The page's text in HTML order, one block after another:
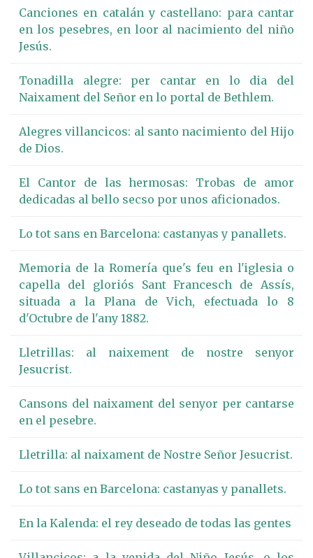
Canciones en catalán y castellano: para cantar
en los pesebres, en loor al nacimiento del niño
Jesús.
Tonadilla alegre: per cantar en lo dia del
Naixament del Señor en lo portal de Bethlem.
Alegres villancicos: al santo nacimiento del Hijo
de Dios.
El Cantor de las hermosas: Trobas de amor
dedicadas al bello secso por unos aficionados.
Lo tot sans en Barcelona: castanyas y panallets.
Memoria de la Romería que's feu en l'iglesia o
capella del gloriós Sant Francesch de Assís,
situada a la Plana de Vich, efectuada lo 8
d'Octubre de l'any 1882.
Lletrillas: al naixement de nostre senyor
Jesucrist.
Cansons del naixament del senyor per cantarse
en el pesebre.
Lletrilla: al naixament de Nostre Señor Jesucrist.
Lo tot sans en Barcelona: castanyas y panallets.
En la Kalenda: el rey deseado de todas las gentes